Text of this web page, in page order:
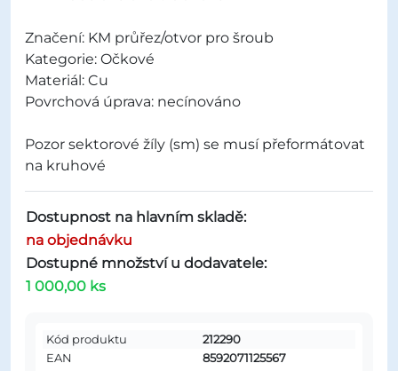
Značení: KM průřez/otvor pro šroub
Kategorie: Očkové
Materiál: Cu
Povrchová úprava: necínováno
Pozor sektorové žíly (sm) se musí přeformátovat
na kruhové
Dostupnost na hlavním skladě:
na objednávku
Dostupné množství u dodavatele:
1 000,00 ks
Kód produktu
212290
EAN
8592071125567